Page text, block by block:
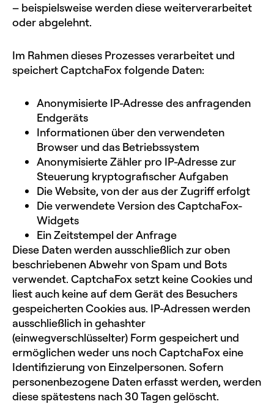
– beispielsweise werden diese weiterverarbeitet
oder abgelehnt.
Im Rahmen dieses Prozesses verarbeitet und
speichert CaptchaFox folgende Daten:
Anonymisierte IP-Adresse des anfragenden
Endgeräts
Informationen über den verwendeten
Browser und das Betriebssystem
Anonymisierte Zähler pro IP-Adresse zur
Steuerung kryptografischer Aufgaben
Die Website, von der aus der Zugriff erfolgt
Die verwendete Version des CaptchaFox-
Widgets
Ein Zeitstempel der Anfrage
Diese Daten werden ausschließlich zur oben
beschriebenen Abwehr von Spam und Bots
verwendet. CaptchaFox setzt keine Cookies und
liest auch keine auf dem Gerät des Besuchers
gespeicherten Cookies aus. IP-Adressen werden
ausschließlich in gehashter
(einwegverschlüsselter) Form gespeichert und
ermöglichen weder uns noch CaptchaFox eine
Identifizierung von Einzelpersonen. Sofern
personenbezogene Daten erfasst werden, werden
diese spätestens nach 30 Tagen gelöscht.